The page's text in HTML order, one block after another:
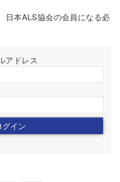
日本ALS協会の会員になる必
アドレス